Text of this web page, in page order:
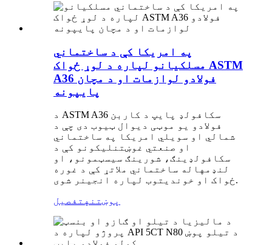
په امریکا کې د ساختماني
مسلکیانو لپاره د لوړ ځواک ASTM
A36 فولادو لوازمات او د مچان
پایپونه
د ASTM A36 سکافولډ پایپ د کاربن
فولادو یو موټی دیوال ټیوب دی چې د
شمالي او سویلي امریکا په ساختماني
او صنعتي غوښتنلیکونو کې د
سکافولډینګ، شورینګ سیسټمونو، او
لنډمهاله ساختماني ملاتړ کې د غوره
ځواک او خوندیتوب لپاره انجینر شوی.
پوښتنهتفصیل